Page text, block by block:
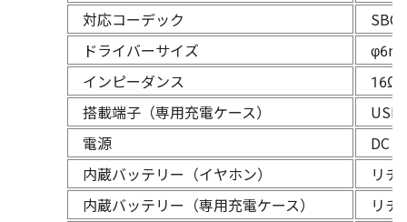
対応コーデック
ドライバーサイズ
インピーダンス
16Ω
搭載端子（専用充電ケース）
USB
電源
DC
内蔵バッテリー（イヤホン）
リ
内蔵バッテリー（専用充電ケース）
リ